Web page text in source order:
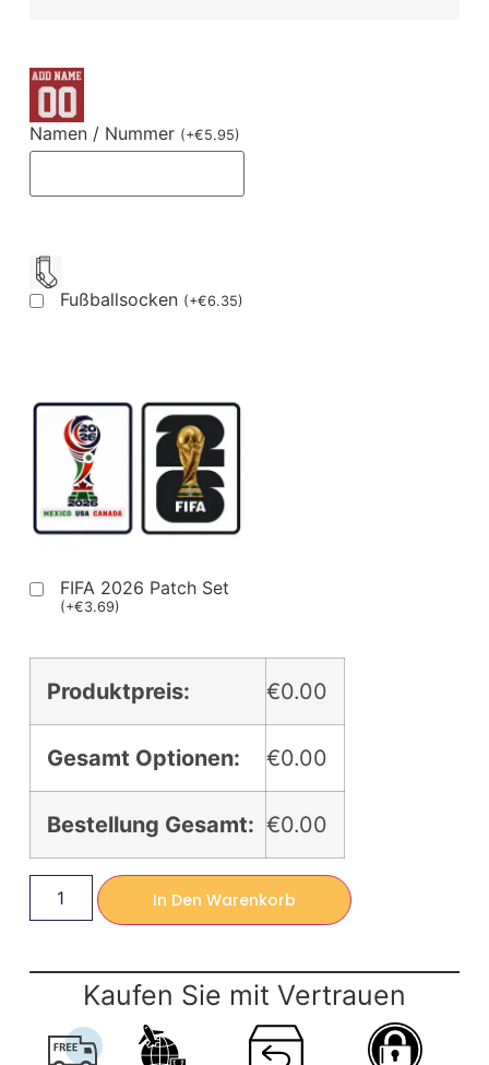
Namen / Nummer (+€5.95)
Fußballsocken (+€6.35)
FIFA 2026 Patch Set
(+€3.69)
Produktpreis: €0.00
Gesamt Optionen: €0.00
Bestellung Gesamt: €0.00
In Den Warenkorb
Kaufen Sie mit Vertrauen